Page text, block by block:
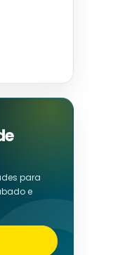
para
e